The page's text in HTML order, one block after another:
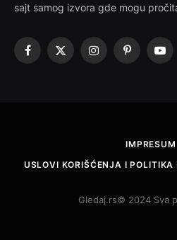
sajt samog izvora gde mogu
Facebook
X
InstagramPinterest
IMPRESUM
USLOVI KORIŠĆENJA I POLITIKA
Gledaj.rs© 2024 Sva